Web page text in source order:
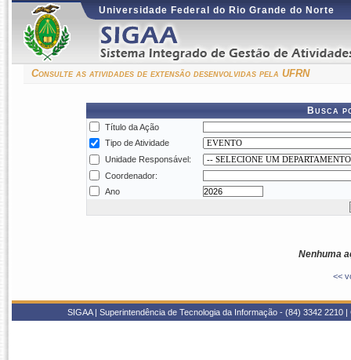
Universidade Federal do Rio Grande do Norte
Consulte as atividades de extensão desenvolvidas pela UFRN
Busca
Título da Ação
Tipo de Atividade
Unidade Responsável:
Coordenador:
Ano
Nenhuma
<<
SIGAA | Superintendência de Tecnologia da Informação - (84) 3342